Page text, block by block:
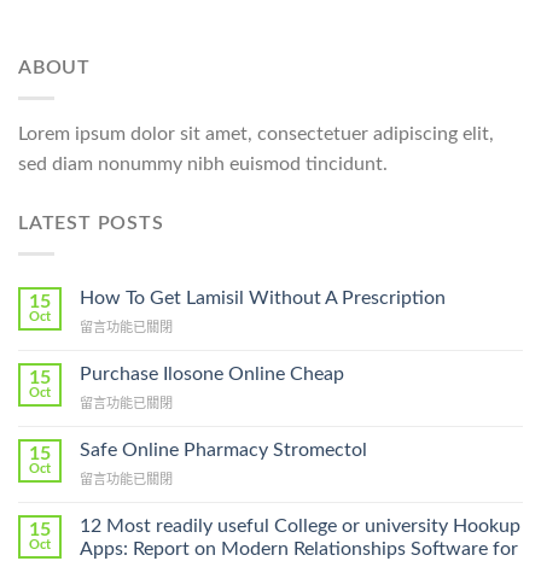
ABOUT
Lorem ipsum dolor sit amet, consectetuer adipiscing elit,
sed diam nonummy nibh euismod tincidunt.
LATEST POSTS
15
Oct
How To Get Lamisil Without A Prescription
在
To
Lamisil
A
Prescription〉
留言功能已關閉
15
Oct
Purchase Ilosone Online Cheap
在
Ilosone
Cheap〉
留言功能已關閉
15
Oct
Safe Online Pharmacy Stromectol
在
Online
Pharmacy
留言功能已關閉
15
Oct
12 Most readily useful College or university Hookup
Apps: Report on Modern Relationships Software for